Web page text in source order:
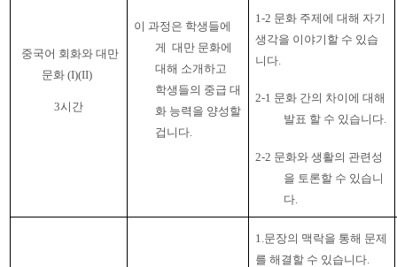
중국어 회화와 대만
문화 (I)(II)
3시간
이 과정은 학생들에
게 대만 문화에
대해 소개하고
학생들의 중급 대
화 능력을 양성할
겁니다.
1-2 문화 주제에 대해 자기
생각을 이야기할 수 있습
니다.
2-1 문화 간의 차이에 대해
발표 할 수 있습니다.
2-2 문화와 생활의 관련성
을 토론할 수 있습니
다.
1.문장의 맥락을 통해 문제
를 해결할 수 있습니다.